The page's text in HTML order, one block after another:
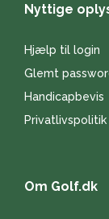
Nyttige
Hjælp til login
Glemt
Handicapbevis
Privatlivspolitik
Om Golf.dk